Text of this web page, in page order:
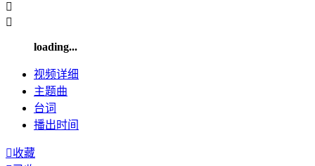


loading...
视频详细
主题曲
台词
播出时间
收藏